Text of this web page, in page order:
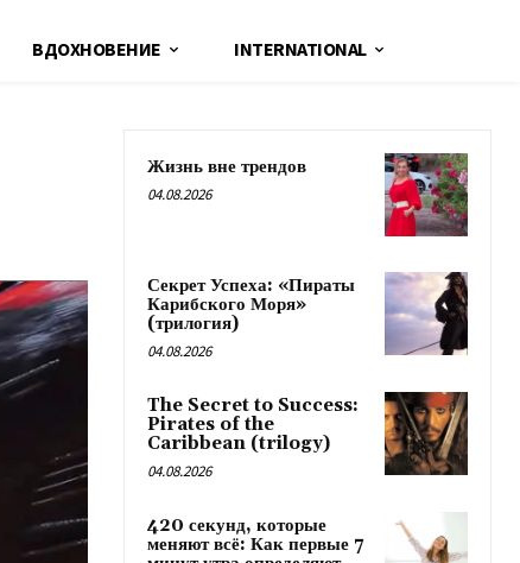
ВДОХНОВЕНИЕ INTERNATIONAL
Жизнь вне трендов
04.08.2026
Секрет Успеха: «Пираты
Карибского Моря»
(трилогия)
04.08.2026
The Secret to Success:
Pirates of the
Caribbean (trilogy)
04.08.2026
420 секунд, которые
меняют всё: Как первые 7